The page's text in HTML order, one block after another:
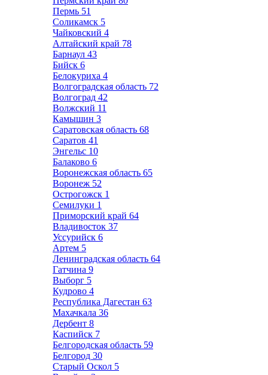
Пермь 51
Соликамск 5
Чайковский 4
Алтайский край 78
Барнаул 43
Бийск 6
Белокуриха 4
Волгоградская область 72
Волгоград 42
Волжский 11
Камышин 3
Саратовская область 68
Саратов 41
Энгельс 10
Балаково 6
Воронежская область 65
Воронеж 52
Острогожск 1
Семилуки 1
Приморский край 64
Владивосток 37
Уссурийск 6
Артем 5
Ленинградская область 64
Гатчина 9
Выборг 5
Кудрово 4
Республика Дагестан 63
Махачкала 36
Дербент 8
Каспийск 7
Белгородская область 59
Белгород 30
Старый Оскол 5